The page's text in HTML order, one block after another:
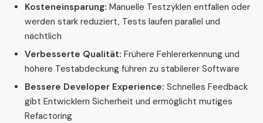
Kosteneinsparung: Manuelle Testzyklen entfallen oder
werden stark reduziert, Tests laufen parallel und
nächtlich
Verbesserte Qualität: Frühere Fehlererkennung und
höhere Testabdeckung führen zu stabilerer Software
Bessere Developer Experience: Schnelles Feedback
gibt Entwicklern Sicherheit und ermöglicht mutiges
Refactoring